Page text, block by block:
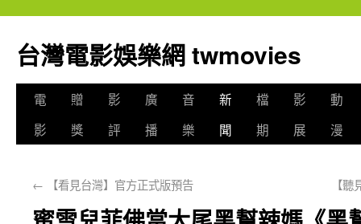
台灣電影娛樂網 twmovies
電
影
贈
獎
影
評
廣
播
音
樂
新
聞
檔
期
影
展
動
漫
← 【看見台灣】官方正式版預告 【